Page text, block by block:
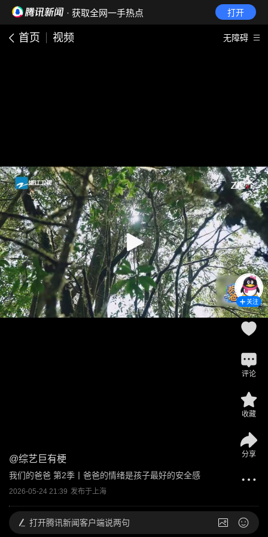
· 获取全网一手热点 打开
首页 视频 无障碍
@综艺巨有梗
我们的爸爸 第2季丨爸爸的情绪是孩子最好的安全感
2026-05-24 21:39 发布于上海
关注
评论
收藏
分享
打开腾讯新闻客户端说两句